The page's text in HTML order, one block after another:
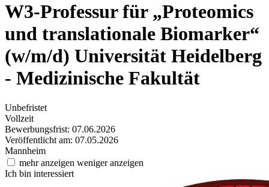
W3-Professur für „Proteomics
und translationale Biomarker“
(w/m/d) Universität Heidelberg
- Medizinische Fakultät
Unbefristet
Vollzeit
Bewerbungsfrist: 07.06.2026
Veröffentlicht am: 07.05.2026
Mannheim
mehr anzeigen weniger anzeigen
Ich bin interessiert